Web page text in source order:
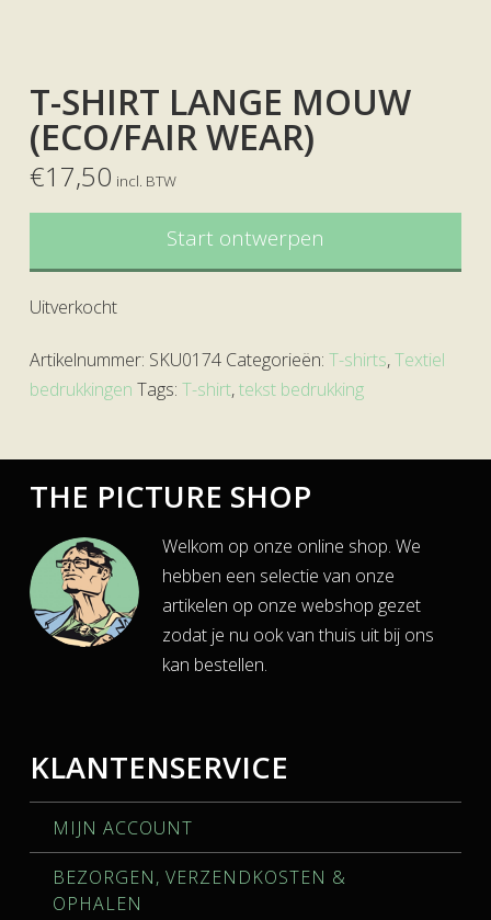
T-SHIRT LANGE MOUW
(ECO/FAIR WEAR)
€17,50 incl. BTW
Start ontwerpen
Uitverkocht
Artikelnummer: SKU0174 Categorieën: T-shirts,Textiel
bedrukkingen Tags: T-shirt,tekst bedrukking
THE PICTURE SHOP
Welkom op onze online shop. We
hebben een selectie van onze
artikelen op onze webshop gezet
zodat je nu ook van thuis uit bij ons
kan bestellen.
KLANTENSERVICE
MIJN ACCOUNT
BEZORGEN, VERZENDKOSTEN &
OPHALEN